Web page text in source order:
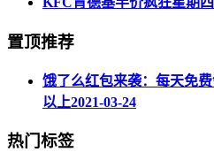
置顶推荐
饿了么红包来袭：每天免
以上2021-03-24
热门标签